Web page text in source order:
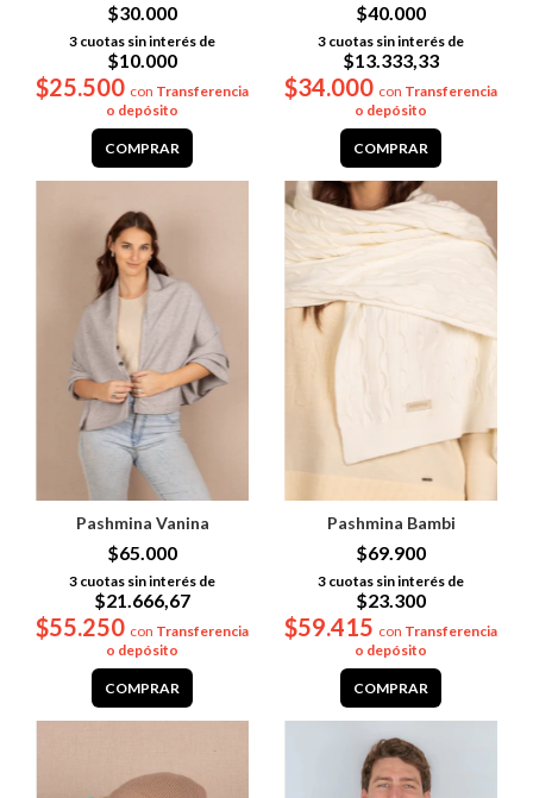
$30.000
$25.500 con Transferencia
o depósito
3 cuotas sin interés de
$10.000
COMPRAR
$40.000
$34.000 con Transferencia
o depósito
3 cuotas sin interés de
$13.333,33
COMPRAR
Pashmina Vanina
$65.000
$55.250 con Transferencia
o depósito
3 cuotas sin interés de
$21.666,67
COMPRAR
Pashmina Bambi
$69.900
$59.415 con Transferencia
o depósito
3 cuotas sin interés de
$23.300
COMPRAR